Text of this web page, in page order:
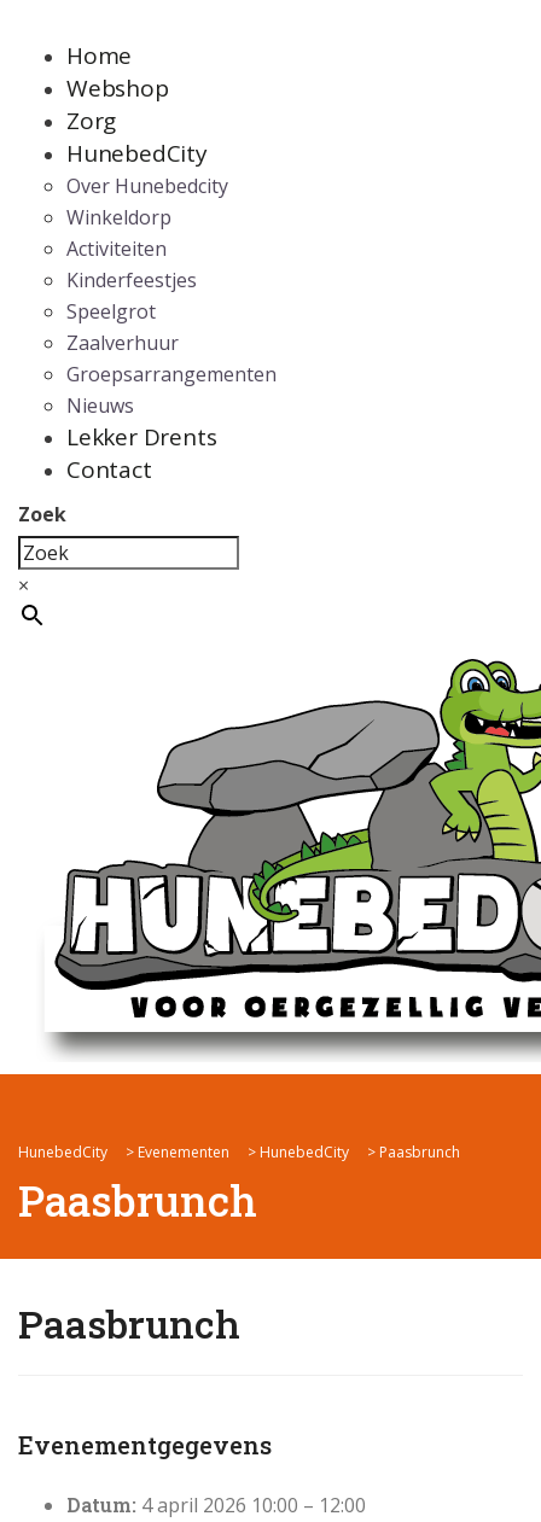
Home
Webshop
Zorg
HunebedCity
Over Hunebedcity
Winkeldorp
Activiteiten
Kinderfeestjes
Speelgrot
Zaalverhuur
Groepsarrangementen
Nieuws
Lekker Drents
Contact
Zoek
×
HunebedCity > Evenementen > HunebedCity > Paasbrunch
Paasbrunch
Paasbrunch
Evenementgegevens
Datum: 4 april 2026 10:00 – 12:00